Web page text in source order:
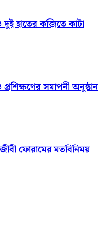
হাতের কব্জিতে কাটা
সমাপনী অনুষ্ঠান
ফোরামের মতবিনিময়